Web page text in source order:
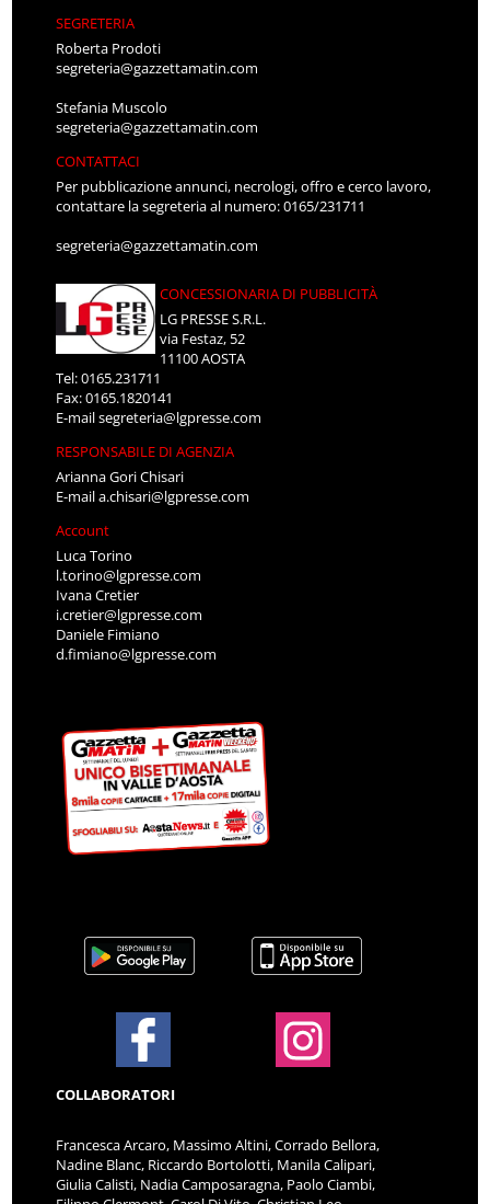
SEGRETERIA
Roberta Prodoti
segreteria@gazzettamatin.com
Stefania Muscolo
segreteria@gazzettamatin.com
CONTATTACI
Per pubblicazione annunci, necrologi, offro e cerco lavoro,
contattare la segreteria al numero: 0165/231711
segreteria@gazzettamatin.com
CONCESSIONARIA DI PUBBLICITÀ
LG PRESSE S.R.L.
via Festaz, 52
11100 AOSTA
Tel: 0165.231711
Fax: 0165.1820141
E-mailsegreteria@lgpresse.com
RESPONSABILE DI AGENZIA
Arianna Gori Chisari
E-maila.chisari@lgpresse.com
Account
Luca Torino
l.torino@lgpresse.com
Ivana Cretier
i.cretier@lgpresse.com
Daniele Fimiano
d.fimiano@lgpresse.com
COLLABORATORI
Francesca Arcaro, Massimo Altini, Corrado Bellora,
Nadine Blanc, Riccardo Bortolotti, Manila Calipari,
Giulia Calisti, Nadia Camposaragna, Paolo Ciambi,